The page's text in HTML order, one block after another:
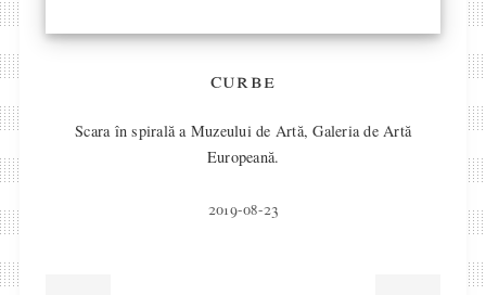
curbe
Scara în spirală a Muzeului de Artă, Galeria de Artă
Europeană.
2019-08-23